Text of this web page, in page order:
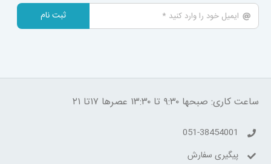
ثبت نام
ساعت کاری: صبحها ۹:۳۰ تا ۱۳:۳۰ عصرها ۱۷تا ۲۱
051-38454001
پیگیری سفارش